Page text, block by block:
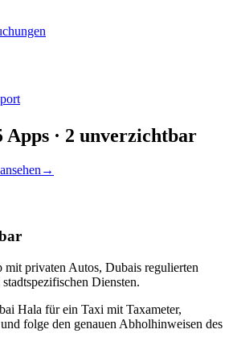
Apps · 2 unverzichtbar
→
mit privaten Autos, Dubais regulierten
Diensten.
Hala für ein Taxi mit Taxameter,
folge den genauen Abholhinweisen des